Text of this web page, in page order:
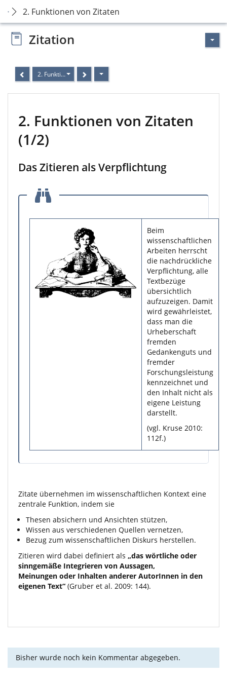
2. Funktionen von Zitaten
Zitation
2. Funktionen von Zitaten (1/2)
2. Funktionen von Zitaten
(1/2)
Das Zitieren als Verpflichtung
Beim
wissenschaftlichen
Arbeiten herrscht
die nachdrückliche
Verpflichtung, alle
Textbezüge
übersichtlich
aufzuzeigen. Damit
wird gewährleistet,
dass man die
Urheberschaft
fremden
Gedankenguts und
fremder
Forschungsleistung
kennzeichnet und
den Inhalt nicht als
eigene Leistung
darstellt.
(vgl. Kruse 2010:
112f.)
Zitate übernehmen im wissenschaftlichen Kontext eine
zentrale Funktion, indem sie
Thesen absichern und Ansichten stützen,
Wissen aus verschiedenen Quellen vernetzen,
Bezug zum wissenschaftlichen Diskurs herstellen.
Zitieren wird dabei definiert als „das wörtliche oder
sinngemäße Integrieren von Aussagen,
Meinungen oder Inhalten anderer AutorInnen in den
eigenen Text“ (Gruber et al. 2009: 144).
Bisher wurde noch kein Kommentar abgegeben.